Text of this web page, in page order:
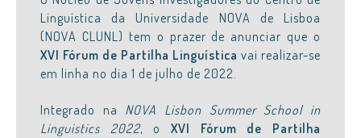
Linguística da Universidade NOVA de Lisboa
(NOVA CLUNL) tem o prazer de anunciar que o
XVI Fórum de Partilha Linguística vai realizar-se
em linha no dia 1 de julho de 2022.
Integrado na NOVA Lisbon Summer School in
Linguistics 2022, oXVI Fórum de Partilha